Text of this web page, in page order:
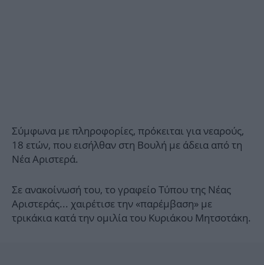
Σύμφωνα με πληροφορίες, πρόκειται για νεαρούς,
18 ετών, που εισήλθαν στη Βουλή με άδεια από τη
Νέα Αριστερά.
Σε ανακοίνωσή του, το γραφείο Τύπου της Νέας
Αριστεράς... χαιρέτισε την «παρέμβαση» με
τρικάκια κατά την ομιλία του Κυριάκου Μητσοτάκη.